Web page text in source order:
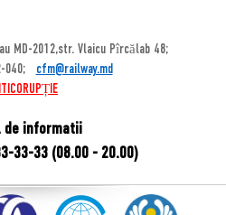
MD-2012,str. Vlaicu Pîrcălab 48;
040;
cfm@railway.md
de informatii
33-33 (08.00 - 20.00)